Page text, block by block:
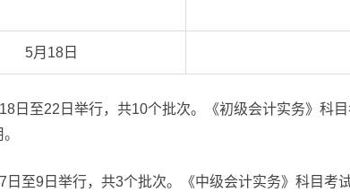
5月18日
日至22日举行，共10个批次。《初级会计实务》科
日至9日举行，共3个批次。《中级会计实务》科目